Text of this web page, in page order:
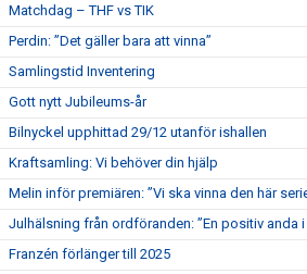
Matchdag – THF vs TIK
Perdin: ”Det gäller bara att vinna”
Samlingstid Inventering
Gott nytt Jubileums-år
Bilnyckel upphittad 29/12 utanför ishallen
Kraftsamling: Vi behöver din hjälp
Melin inför premiären: ”Vi ska vinna den här
Julhälsning från ordföranden: ”En positiv anda i
Franzén förlänger till 2025